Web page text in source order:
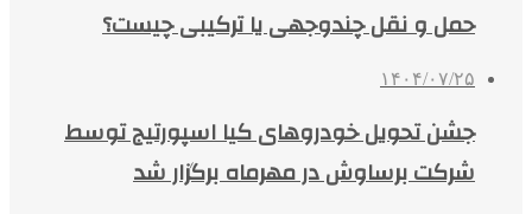
حمل و نقل چندوجهی یا ترکیبی چیست؟
۱۴۰۴/۰۷/۲۵
جشن تحویل خودروهای کیا اسپورتیج توسط
شرکت برساوش در مهرماه برگزار شد